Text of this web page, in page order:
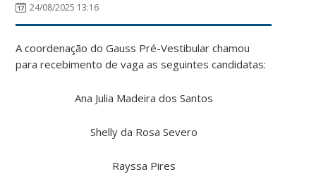
24/08/2025 13:16
A coordenação do Gauss Pré-Vestibular chamou
para recebimento de vaga as seguintes candidatas:
Ana Julia Madeira dos Santos
Shelly da Rosa Severo
Rayssa Pires